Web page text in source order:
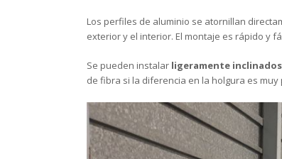
Los perfiles de aluminio se atornillan
exterior y el interior. El montaje es rápido y
Se pueden instalar ligeramente
de fibra si la diferencia en la holgura es